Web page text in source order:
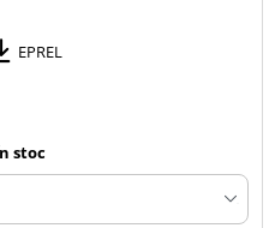
EPREL
stoc